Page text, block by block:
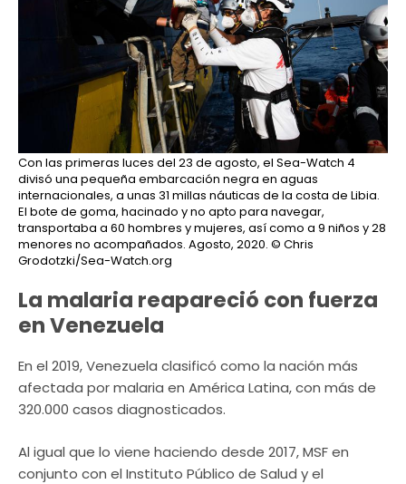
Con las primeras luces del 23 de agosto, el Sea-Watch 4
divisó una pequeña embarcación negra en aguas
internacionales, a unas 31 millas náuticas de la costa de Libia.
El bote de goma, hacinado y no apto para navegar,
transportaba a 60 hombres y mujeres, así como a 9 niños y 28
menores no acompañados. Agosto, 2020. © Chris
Grodotzki/Sea-Watch.org
La malaria reapareció con fuerza
en Venezuela
En el 2019, Venezuela clasificó como la nación más
afectada por malaria en América Latina, con más de
320.000 casos diagnosticados.
Al igual que lo viene haciendo desde 2017, MSF en
conjunto con el Instituto Público de Salud y el